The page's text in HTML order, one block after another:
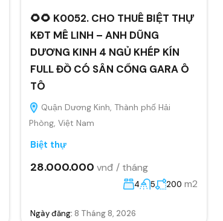
🌻🌻 K0052. CHO THUÊ BIỆT THỰ
KĐT MÊ LINH – ANH DŨNG
DƯƠNG KINH 4 NGỦ KHÉP KÍN
FULL ĐỒ CÓ SÂN CỔNG GARA Ô
TÔ
Quận Dương Kinh, Thành phố Hải
Phòng, Việt Nam
Biệt thự
28.000.000 vnđ / tháng
4 5 200 m2
Ngày đăng: 8 Tháng 8, 2026